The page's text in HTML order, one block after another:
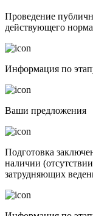
Проведение
действующего
Информация по
Ваши предложения
Подготовка
наличии
затрудняющих